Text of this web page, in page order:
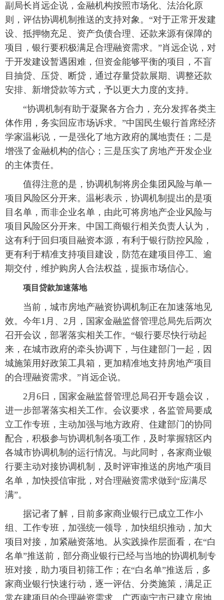
副局长肖远企说，金融机构按照市场化、法治化原
则，评估协调机制推送的支持对象。“对于正常开发建
设、抵押物充足、资产负债合理、还款来源有保障的
项目，银行要积极满足合理融资需求。”肖远企说，对
于开发建设暂遇困难，但资金能够平衡的项目，不盲
目抽贷、压贷、断贷，通过存量贷款展期、调整还款
安排、新增贷款等方式，予以更大力度的支持。
“协调机制有助于凝聚各方合力，充分发挥各类主
体作用，务实回应市场诉求。”中国民生银行首席经济
学家温彬说，一是强化了地方政府的属地责任；二是
增强了金融机构的信心；三是压实了房地产开发企业
的主体责任。
值得注意的是，协调机制将房企集团风险与单一
项目风险区分开来。温彬表示，协调机制提出的是项
目名单，而非企业名单，由此可将房地产企业风险与
项目风险区分开来。中国工商银行相关负责人认为，
这有利于回归项目融资本源，有利于银行防控风险，
更有利于精准支持项目建设，防范在建项目停工、逾
期交付，维护购房人合法权益，提振市场信心。
项目贷款加速落地
当前，城市房地产融资协调机制正在加速落地见
效。今年1月、2月，国家金融监督管理总局先后两次
召开会议，部署落实相关工作。“银行要尽快行动起
来，在城市政府的牵头协调下，与住建部门一起，因
城施策用好政策工具箱，更加精准地支持房地产项目
的合理融资需求。”肖远企说。
2月6日，国家金融监督管理总局召开专题会议，
进一步部署落实相关工作。会议要求，各监管局要成
立工作专班，主动加强与地方政府、住建部门的协同
配合，积极参与协调机制各项工作，及时掌握辖区内
各城市协调机制的运行情况。与此同时，各家商业银
行要主动对接协调机制，及时评审推送的房地产项目
名单，加快授信审批，对合理融资需求做到“应满尽
满”。
据记者了解，目前多家商业银行已成立工作小
组、工作专班，加强统一领导，加快组织推动，加大
项目对接，加紧融资落地。从实践操作层面看，在“白
名单”推送前，部分商业银行已经与当地的协调机制专
班对接，助力项目初筛工作；在“白名单”推送后，多
家商业银行快速行动，逐一评估、分类施策，满足正
常在建项目的合理融资需求。广西南宁市已建立房地